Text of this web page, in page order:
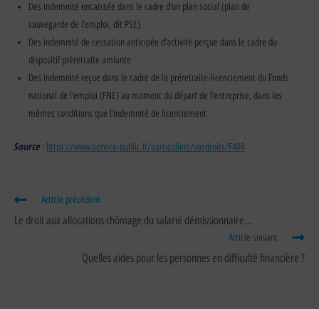
Des indemnité encaissée dans le cadre d’un plan social (plan de
sauvegarde de l’emploi, dit PSE)
Des indemnité de cessation anticipée d’activité perçue dans le cadre du
dispositif préretraite amiante
Des indemnité reçue dans le cadre de la préretraite-licenciement du Fonds
national de l’emploi (FNE) au moment du départ de l’entreprise, dans les
mêmes conditions que l’indemnité de licenciement
Source : https://www.service-public.fr/particuliers/vosdroits/F408
Article précédent
Le droit aux allocations chômage du salarié démissionnaire…
Article suivant
Quelles aides pour les personnes en difficulté financière ?